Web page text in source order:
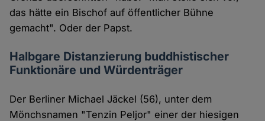
das hätte ein Bischof auf öffentlicher Bühne
gemacht". Oder der Papst.
Halbgare Distanzierung buddhistischer
Funktionäre und Würdenträger
Der Berliner Michael Jäckel (56), unter dem
Mönchsnamen "Tenzin Peljor" einer der hiesigen